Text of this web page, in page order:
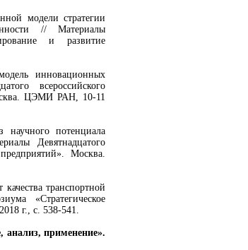
модели стратегии
// Материалы
и развитие
инновационных
всероссийского
ЦЭМИ РАН, 10-11
потенциала
Девятнадцатого
Москва.
транспортной
«Стратегическое
г., с. 538-541.
применение».